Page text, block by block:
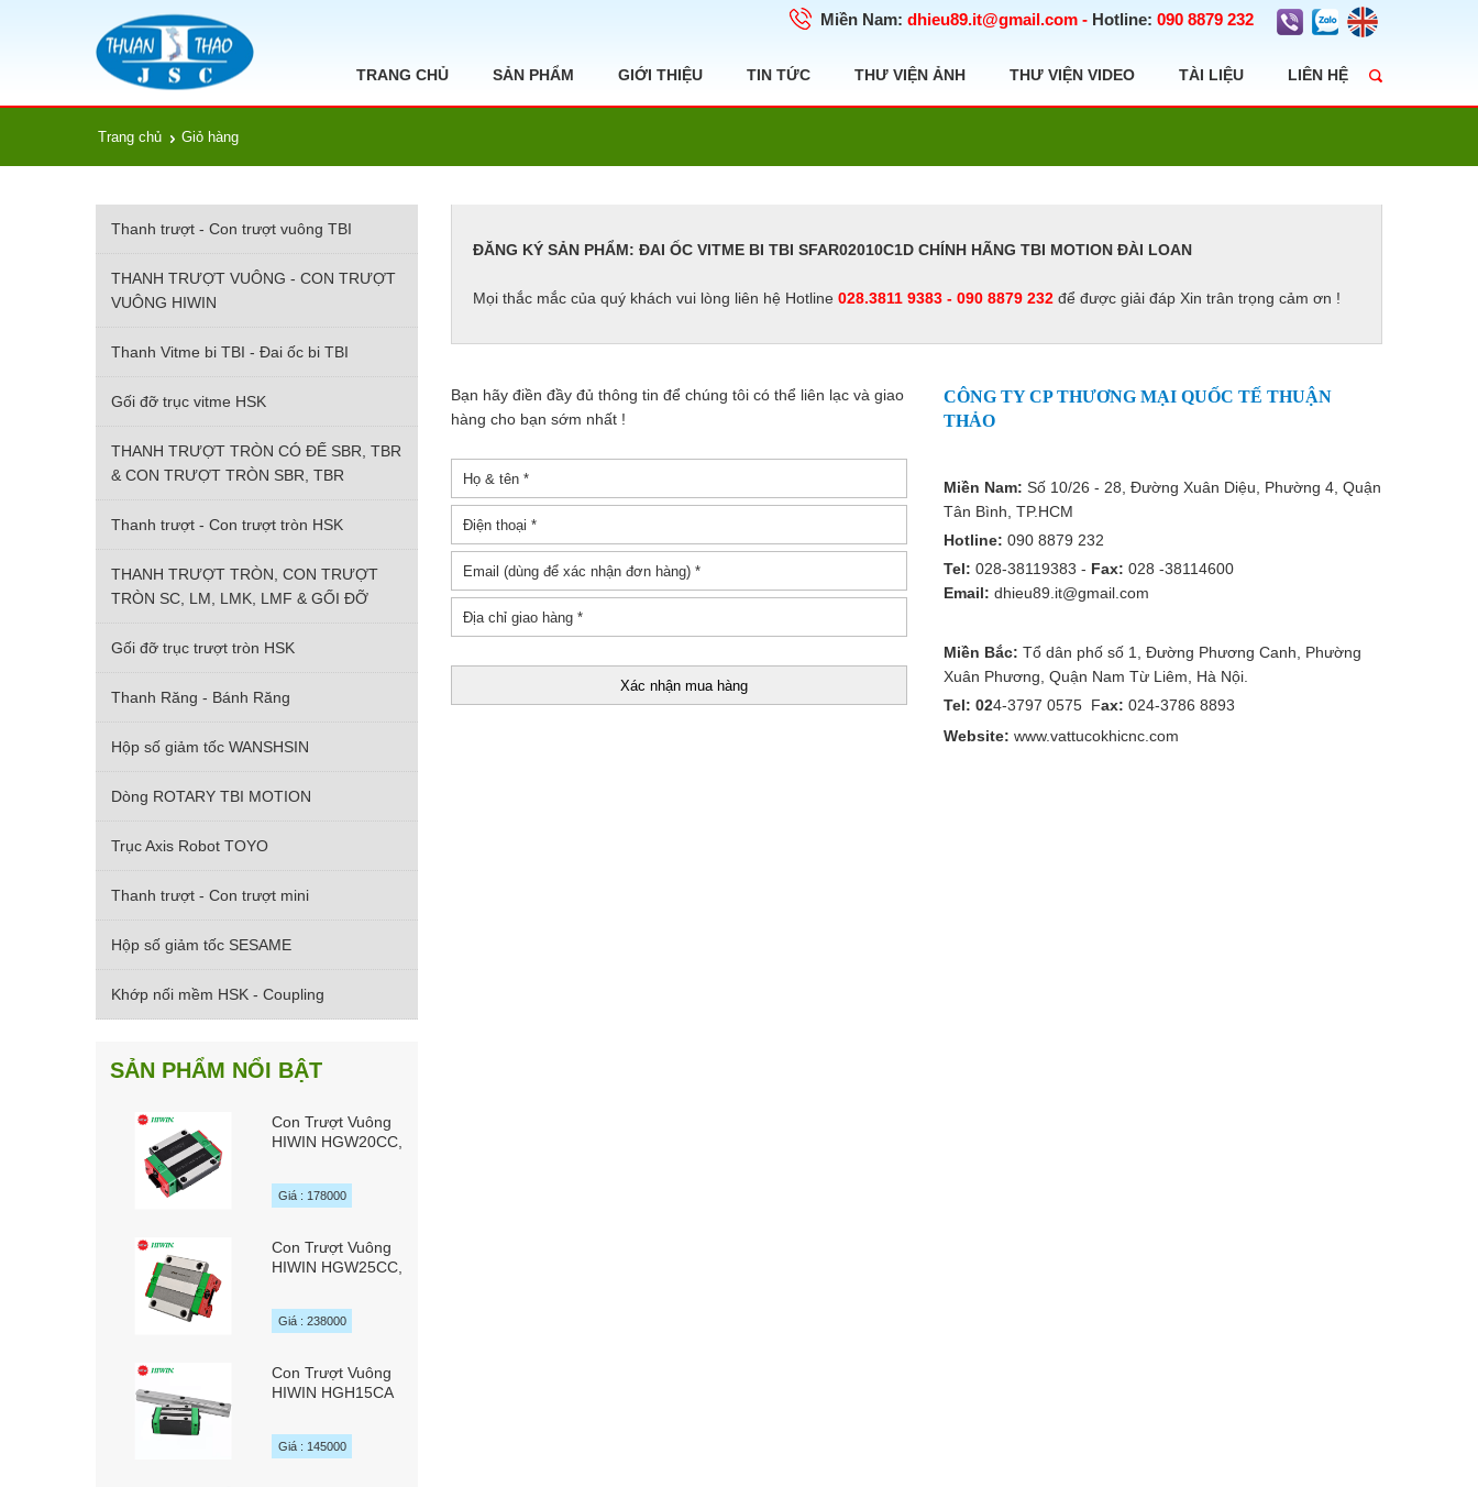
Miền Nam: dhieu89.it@gmail.com - Hotline: 090 8879 232
TRANG CHỦ SẢN PHẨM GIỚI THIỆU TIN TỨC THƯ VIỆN ẢNH THƯ VIỆN VIDEO TÀI LIỆU LIÊN HỆ
Trang chủ Giỏ hàng
Thanh trượt - Con trượt vuông TBI
THANH TRƯỢT VUÔNG - CON TRƯỢT
VUÔNG HIWIN
Thanh Vitme bi TBI - Đai ốc bi TBI
Gối đỡ trục vitme HSK
THANH TRƯỢT TRÒN CÓ ĐẾ SBR, TBR
& CON TRƯỢT TRÒN SBR, TBR
Thanh trượt - Con trượt tròn HSK
THANH TRƯỢT TRÒN, CON TRƯỢT
TRÒN SC, LM, LMK, LMF & GỐI ĐỠ
Gối đỡ trục trượt tròn HSK
Thanh Răng - Bánh Răng
Hộp số giảm tốc WANSHSIN
Dòng ROTARY TBI MOTION
Trục Axis Robot TOYO
Thanh trượt - Con trượt mini
Hộp số giảm tốc SESAME
Khớp nối mềm HSK - Coupling
SẢN PHẨM NỔI BẬT
Con Trượt Vuông
HIWIN HGW20CC,
HGW20SC
Giá : 178000
Con Trượt Vuông
HIWIN HGW25CC,
HGW25SC
Giá : 238000
Con Trượt Vuông
HIWIN HGH15CA
Giá : 145000
ĐĂNG KÝ SẢN PHẨM: ĐAI ỐC VITME BI TBI SFAR02010C1D CHÍNH HÃNG TBI MOTION ĐÀI LOAN
Mọi thắc mắc của quý khách vui lòng liên hệ Hotline 028.3811 9383 - 090 8879 232để được giải đáp Xin trân trọng cảm ơn !
Bạn hãy điền đầy đủ thông tin để chúng tôi có thể liên lạc và giao
hàng cho bạn sớm nhất !
CÔNG TY CP THƯƠNG MẠI QUỐC TẾ THUẬN
THẢO
Miền Nam: Số 10/26 - 28, Đường Xuân Diệu, Phường 4, Quận
Tân Bình, TP.HCM
Hotline: 090 8879 232
Tel: 028-38119383 - Fax: 028 -38114600
Email: dhieu89.it@gmail.com
Miền Bắc: Tổ dân phố số 1, Đường Phương Canh, Phường
Xuân Phương, Quận Nam Từ Liêm, Hà Nội.
Tel: 024-3797 0575 Fax: 024-3786 8893
Website: www.vattucokhicnc.com